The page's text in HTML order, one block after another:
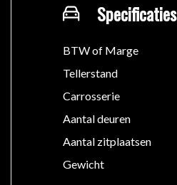
Specificaties
BTW of Marge
Tellerstand
Carrosserie
Aantal deuren
Aantal zitplaatsen
Gewicht